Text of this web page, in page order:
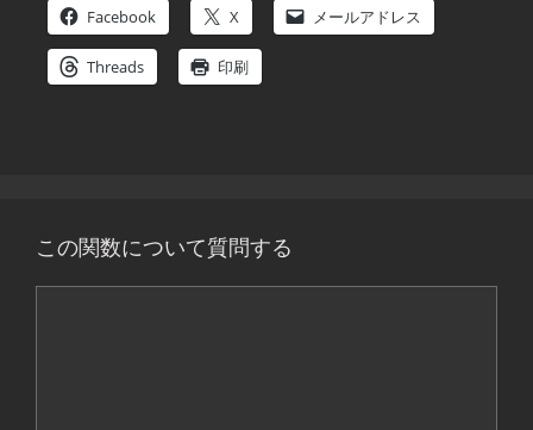
Facebook X メールアドレス
Threads 印刷
この関数について質問する